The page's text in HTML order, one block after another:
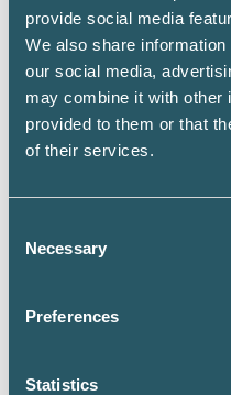
provide social media
We also share
our social media,
may combine it with other
provided to them or that
of their services.
Selection
Necessary
Preferences
Statistics
för intäkternas
finns vissa utgifter
förseningsavgifter,
Reglarna för vad
enskild
enskild
arbetar och är
Kanske hittar du svar